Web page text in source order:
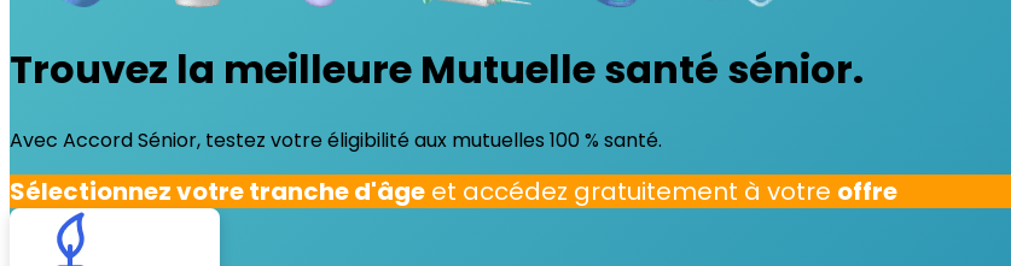
Trouvez la meilleure Mutuelle santé sénior.
Avec Accord Sénior, testez votre éligibilité aux mutuelles 100 % santé.
Sélectionnez votre tranche d'âge et accédez gratuitement à votre offre